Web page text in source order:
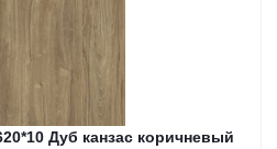
Дуб канзас коричневый